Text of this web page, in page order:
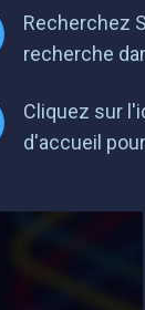
Recherchez
recherche
Cliquez sur
d'accueil